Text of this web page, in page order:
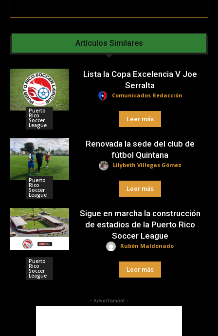
Artículos Similares
Puerto
Rico
Soccer
League
Lista la Copa Excelencia V Joe
Serralta
Comunicados Redacción
Leer más
Puerto
Rico
Soccer
League
Renovada la sede del club de
fútbol Quintana
Lilybeth Villegas Gómez
Leer más
Puerto
Rico
Soccer
League
Sigue en marcha la construcción
de estadios de la Puerto Rico
Soccer League
Rubén Maldonado
Leer más
- Advertisment -